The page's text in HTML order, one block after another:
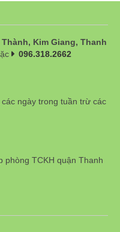
Kim Giang, Thanh
096.318.2662
ngày trong tuần trừ các
phòng TCKH quận Thanh